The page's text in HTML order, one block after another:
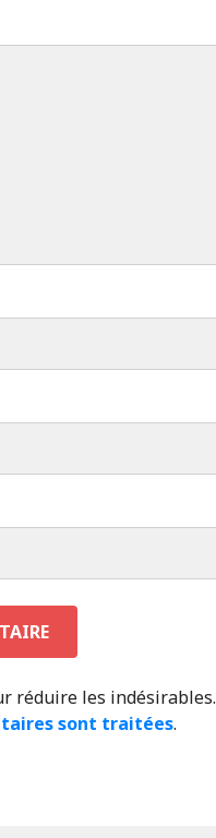
réduire les indésirables.
sont traitées.